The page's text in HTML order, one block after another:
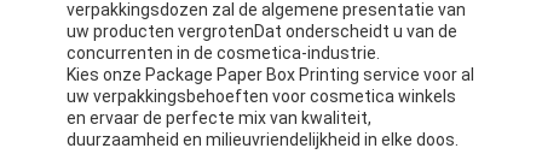
Gepersonaliseerd rood pakket
verpakkingsdozen zal de algemene presentatie van
uw producten vergrotenDat onderscheidt u van de
concurrenten in de cosmetica-industrie.
Kies onze Package Paper Box Printing service voor al
uw verpakkingsbehoeften voor cosmetica winkels
en ervaar de perfecte mix van kwaliteit,
duurzaamheid en milieuvriendelijkheid in elke doos.